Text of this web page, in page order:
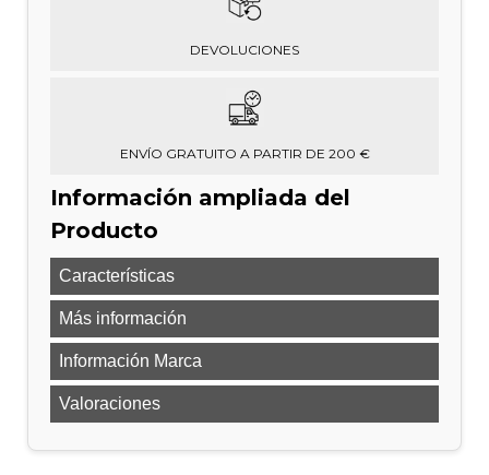
DEVOLUCIONES
ENVÍO GRATUITO A PARTIR DE 200 €
Información ampliada del
Producto
Características
Más información
Información Marca
Valoraciones